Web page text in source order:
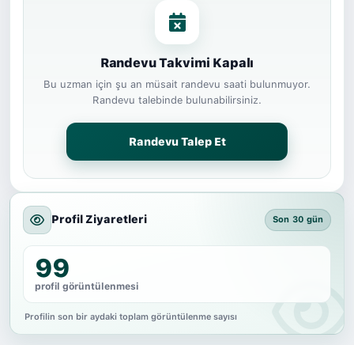
Randevu Takvimi Kapalı
Bu uzman için şu an müsait randevu saati bulunmuyor.
Randevu talebinde bulunabilirsiniz.
Randevu Talep Et
Profil Ziyaretleri Son 30 gün
99
profil görüntülenmesi
Profilin son bir aydaki toplam görüntülenme sayısı